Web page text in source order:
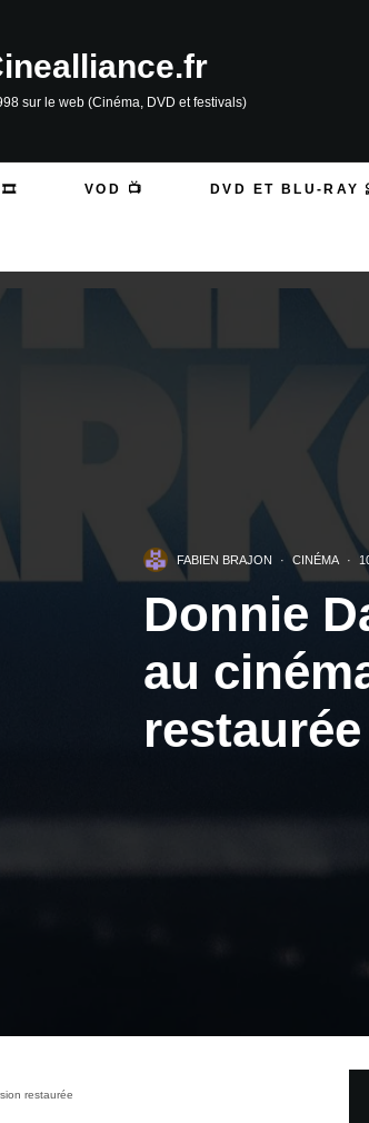
sur le web (Cinéma, DVD et festivals)
🎞️ VOD 📺 DVD ET BLU-RAY
FABIEN BRAJON · CINÉMA ·
Donnie
au
restaurée
restaurée